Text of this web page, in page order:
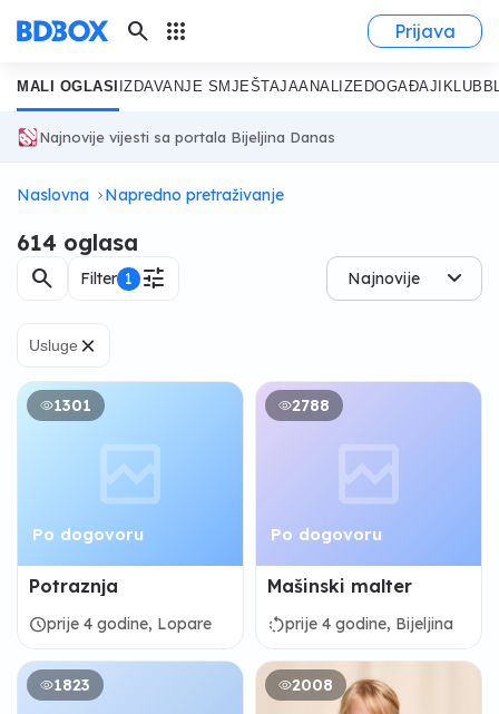
search apps Prijava
MALI OGLASI IZDAVANJE SMJEŠTAJAANALIZE DOGAĐAJI KLUB
Najnovije vijesti sa portala Bijeljina Danas
Naslovna Napredno pretraživanje
614 oglasa
search Filter 1 tune Najnovije
Usluge ×
1301
Po dogovoru
Potraznja
scheduleprije 4 godine, Lopare
2788
Po dogovoru
Mašinski malter
rotate_leftprije 4 godine, Bijeljina
1823 2008